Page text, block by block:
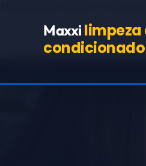
Maxxi limpeza